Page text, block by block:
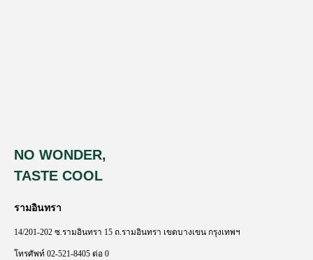
NO WONDER,
TASTE COOL
รามอินทรา
14/201-202 ซ.รามอินทรา 15 ถ.รามอินทรา เขตบางเขน กรุงเทพฯ
โทรศัพท์ 02-521-8405 ต่อ 0